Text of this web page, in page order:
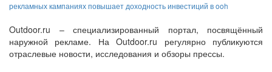
рекламных кампаниях повышает доходность инвестиций в ooh
Outdoor.ru – специализированный портал, посвящённый
наружной рекламе. На Outdoor.ru регулярно публикуются
отраслевые новости, исследования и обзоры прессы.